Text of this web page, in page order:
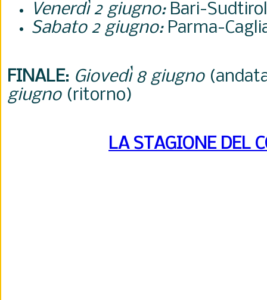
Venerdì 2 giugno:Bari-
Sabato 2 giugno:Parma-
FINALE: Giovedì 8 giugno
giugno(ritorno)
LA STAGIONE DEL